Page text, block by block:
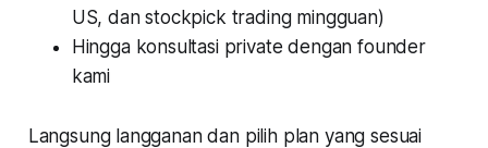
US, dan stockpick trading mingguan)
Hingga konsultasi private dengan founder
kami
Langsung langganan dan pilih plan yang sesuai